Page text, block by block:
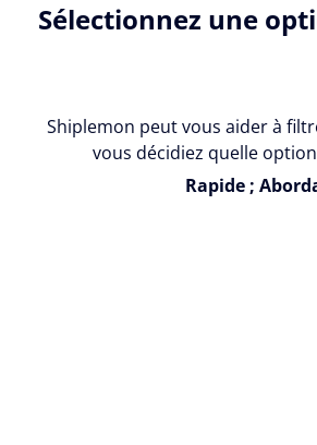
Sélectionnez une
Shiplemon peut vous aider à
vous décidiez quelle
Rapide ;